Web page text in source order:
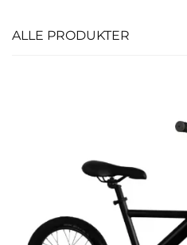
ALLE PRODUKTER